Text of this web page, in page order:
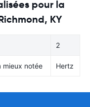
pour la
KY
2
mieux notée Hertz